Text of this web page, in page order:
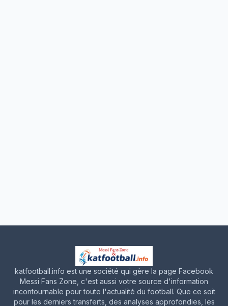
katfootball.info est une société qui gère la page Facebook
Messi Fans Zone, c'est aussi votre source d'information
incontournable pour toute l'actualité du football. Que ce soit
pour les derniers transferts, des analyses approfondies, les